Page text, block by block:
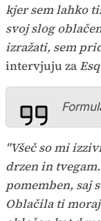
kjer sem lahko
svoj slog
izražati, sem
intervjuju za
"Všeč so mi
drzen in
pomemben, saj
Oblačila ti